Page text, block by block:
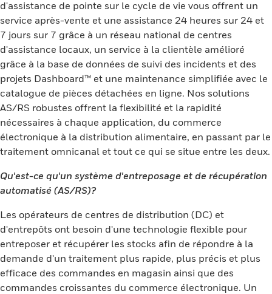
d'assistance de pointe sur le cycle de vie vous offrent un
service après-vente et une assistance 24 heures sur 24 et
7 jours sur 7 grâce à un réseau national de centres
d'assistance locaux, un service à la clientèle amélioré
grâce à la base de données de suivi des incidents et des
projets Dashboard™ et une maintenance simplifiée avec le
catalogue de pièces détachées en ligne. Nos solutions
AS/RS robustes offrent la flexibilité et la rapidité
nécessaires à chaque application, du commerce
électronique à la distribution alimentaire, en passant par le
traitement omnicanal et tout ce qui se situe entre les deux.
Qu'est-ce qu'un système d'entreposage et de récupération
automatisé (AS/RS)?
Les opérateurs de centres de distribution (DC) et
d'entrepôts ont besoin d'une technologie flexible pour
entreposer et récupérer les stocks afin de répondre à la
demande d'un traitement plus rapide, plus précis et plus
efficace des commandes en magasin ainsi que des
commandes croissantes du commerce électronique. Un